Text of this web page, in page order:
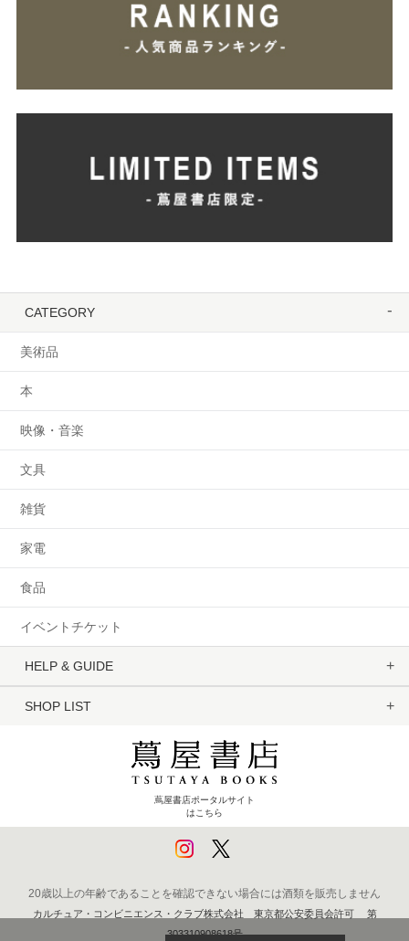
CATEGORY
美術品
本
映像・音楽
文具
雑貨
家電
食品
イベントチケット
HELP & GUIDE
SHOP LIST
蔦屋書店ポータルサイト
はこちら
20歳以上の年齢であることを確認できない場合には酒類を販売しません
カルチュア・コンビニエンス・クラブ株式会社 東京都公安委員会許可 第
303310908618号